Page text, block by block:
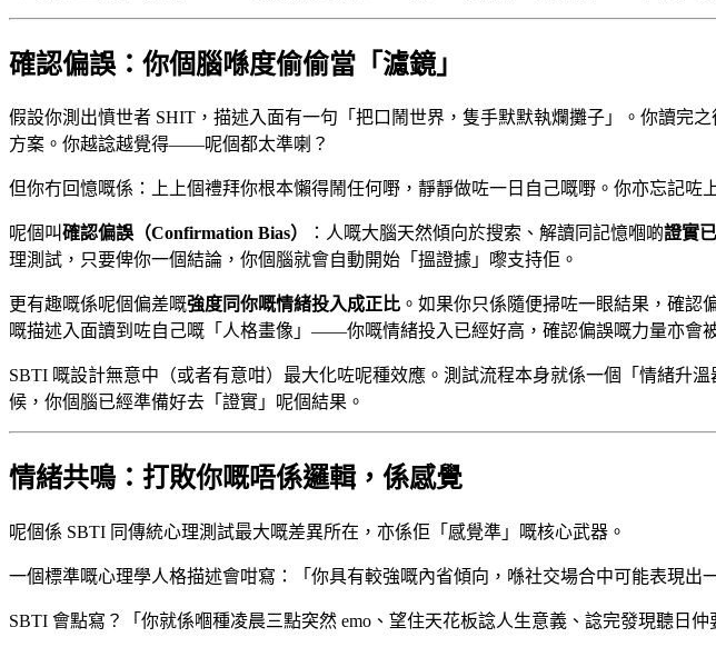
確認偏誤：你個腦喺度偷偷當「濾鏡」
假設你測出憤世者 SHIT，描述入面有一句「把口鬧世界，隻手默默執爛攤子」。你讀完
方案。你越諗越覺得——呢個都太準喇？
但你冇回憶嘅係：上上個禮拜你根本懶得鬧任何嘢，靜靜做咗一日自己嘅嘢。你亦忘記咗
呢個叫確認偏誤（Confirmation Bias） ：人嘅大腦天然傾向於搜索、解讀同記憶嗰啲證實
理測試，只要俾你一個結論，你個腦就會自動開始「搵證據」嚟支持佢。
更有趣嘅係呢個偏差嘅強度同你嘅情緒投入成正比 。如果你只係隨便掃咗一眼結果，確認
嘅描述入面讀到咗自己嘅「人格畫像」——你嘅情緒投入已經好高，確認偏誤嘅力量亦會
SBTI 嘅設計無意中（或者有意咁）最大化咗呢種效應。測試流程本身就係一個「情緒
候，你個腦已經準備好去「證實」呢個結果。
情緒共鳴：打敗你嘅唔係邏輯，係感覺
呢個係 SBTI 同傳統心理測試最大嘅差異所在，亦係佢「感覺準」嘅核心武器。
一個標準嘅心理學人格描述會咁寫：「你具有較強嘅內省傾向，喺社交場合中可能表現
SBTI 會點寫？「你就係嗰種凌晨三點突然 emo、望住天花板諗人生意義、諗完發現聽日仲